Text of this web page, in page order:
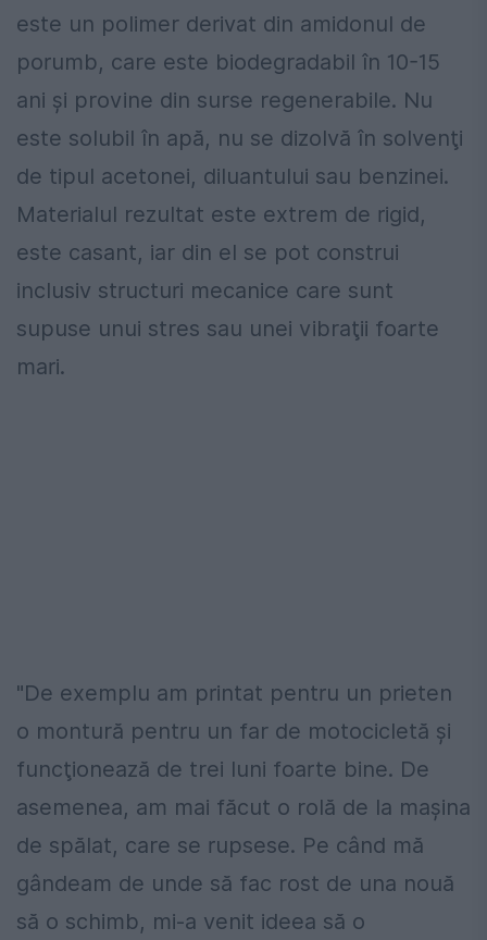
este un polimer derivat din amidonul de
porumb, care este biodegradabil în 10-15
ani şi provine din surse regenerabile. Nu
este solubil în apă, nu se dizolvă în solvenţi
de tipul acetonei, diluantului sau benzinei.
Materialul rezultat este extrem de rigid,
este casant, iar din el se pot construi
inclusiv structuri mecanice care sunt
supuse unui stres sau unei vibraţii foarte
mari.
"De exemplu am printat pentru un prieten
o montură pentru un far de motocicletă şi
funcţionează de trei luni foarte bine. De
asemenea, am mai făcut o rolă de la maşina
de spălat, care se rupsese. Pe când mă
gândeam de unde să fac rost de una nouă
să o schimb, mi-a venit ideea să o